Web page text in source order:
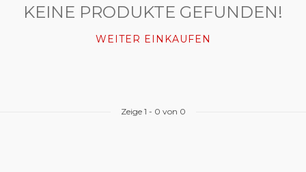
KEINE PRODUKTE GEFUNDEN!
WEITER EINKAUFEN
Zeige 1 - 0 von 0